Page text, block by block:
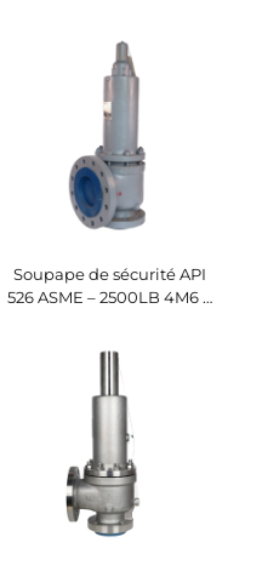
Personnalisable pour
installations
pétrochimiques
Soupape de sécurité API
526 ASME – 2500LB 4M6 –
Personnalisable pour
électriques/raffineries